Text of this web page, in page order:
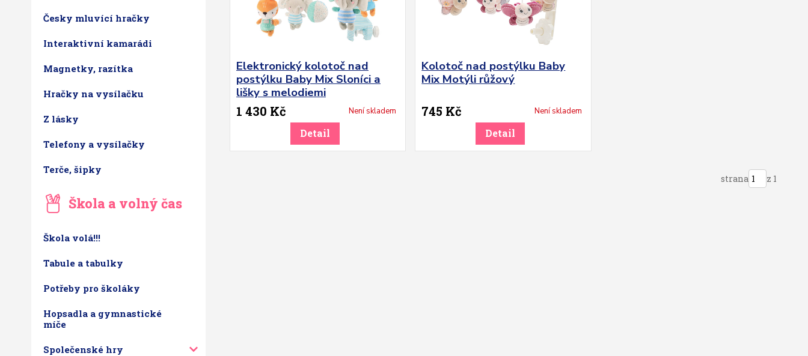
Česky mluvící hračky
Interaktivní kamarádi
Magnetky, razítka
Hračky na vysílačku
Z lásky
Telefony a vysílačky
Terče, šipky
Škola a volný čas
Škola volá!!!
Tabule a tabulky
Potřeby pro školáky
Hopsadla a gymnastické
míče
Společenské hry
Elektronický kolotoč nad
postýlku Baby Mix Sloníci a
lišky s melodiemi
1 430 Kč
Není skladem
Detail
Kolotoč nad postýlku Baby
Mix Motýli růžový
745 Kč Není skladem
Detail
strana z 1